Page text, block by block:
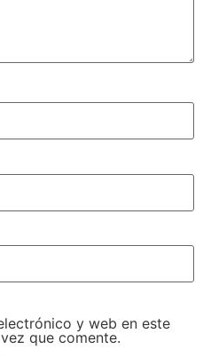
y web en este
que comente.